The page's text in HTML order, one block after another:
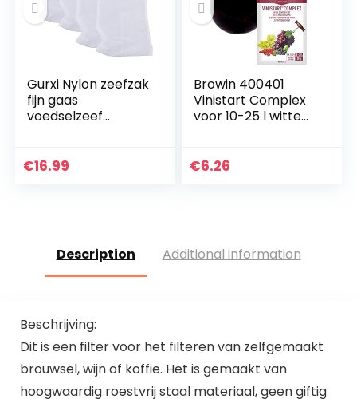
Gurxi Nylon zeefzak
fijn gaas
voedselzeef
fijn gaas
€16.99
Browin 400401
Vinistart Complex
voor 10-25 l witte
alcohol, wijngist,
€6.26
Description Additional information
Beschrijving:
Dit is een filter voor het filteren van zelfgemaakt
brouwsel, wijn of koffie. Het is gemaakt van
hoogwaardig roestvrij staal materiaal, geen giftig